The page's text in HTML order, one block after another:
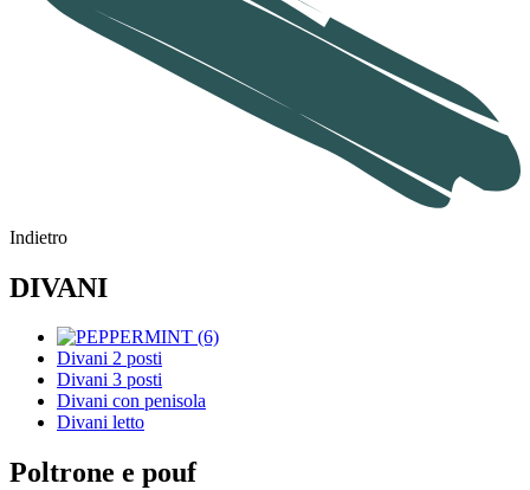
Indietro
DIVANI
Divani 2 posti
Divani 3 posti
Divani con penisola
Divani letto
Poltrone e pouf